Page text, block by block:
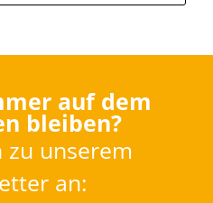
auf dem
bleiben?
zu unserem
an: